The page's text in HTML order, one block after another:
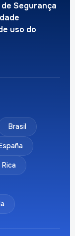
Segurança
uso do
Brasil